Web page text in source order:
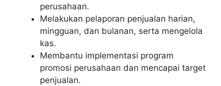
perusahaan.
Melakukan pelaporan penjualan harian,
mingguan, dan bulanan, serta mengelola
kas.
Membantu implementasi program
promosi perusahaan dan mencapai target
penjualan.